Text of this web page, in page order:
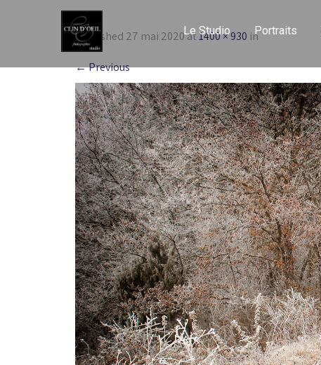
Le Studio Portraits
Published 27 mai 2020at1400 × 930 in
←Previous